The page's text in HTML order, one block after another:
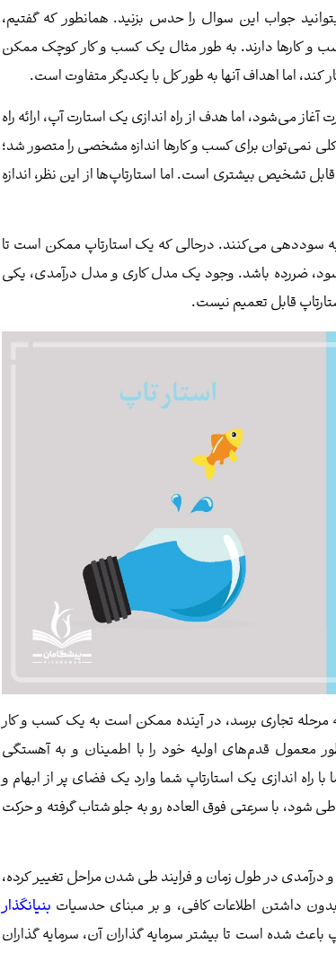
جواب این سوال را حدس بزنید. همانطور که گفتیم،
و کارها دارند. به طور مثال یک کسب و کار کوچک ممکن
اما اهداف آنها به طور کل با یکدیگر متفاوت است.
می‌شود، اما هدف از راه اندازی یک استارت آپ، ارائه راه
برای کسب و کارها اندازه مشخصی را متصور شد؛
تشخیص بیشتری است. اما استارتاپ‌ها از این نظر، اندازه
سوددهی می‌کنند. درحالی که یک استارتاپ ممکن است تا
ضررده باشد. وجود یک مدل کاری و مدل درآمدی، یکی
قابل تعمیم نیست.
مرحله تجاری برسد، در آینده ممکن است به یک کسب و کار
قدم‌های اولیه خود را با اطمینان و به آهستگی
راه اندازی یک استارتاپ شما وارد یک فضای پر از ابهام و
شود، با سرعتی فوق العاده رو به جلو شتاب گرفته و حرکت
درآمدی در طول زمان و فرایند طی شدن مراحل تغییر کرده،
داشتن اطلاعات کافی، و بر مبنای حدسیات بنیانگذار
شده است تا بیشتر سرمایه گذاران آن، سرمایه گذاران